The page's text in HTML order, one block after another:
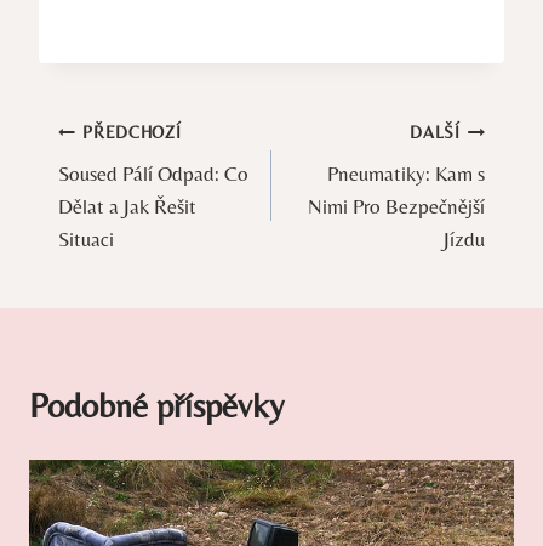
Navigace
pro
příspěvek
PŘEDCHOZÍ
Soused Pálí Odpad: Co
Dělat a Jak Řešit
Situaci
DALŠÍ
Pneumatiky: Kam s
Nimi Pro Bezpečnější
Jízdu
Podobné příspěvky